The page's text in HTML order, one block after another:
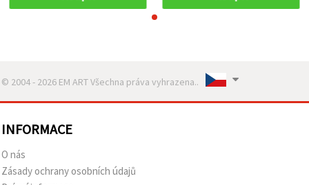
© 2004 - 2026 EM ART Všechna práva vyhrazena..
INFORMACE
O nás
Zásady ochrany osobních údajů